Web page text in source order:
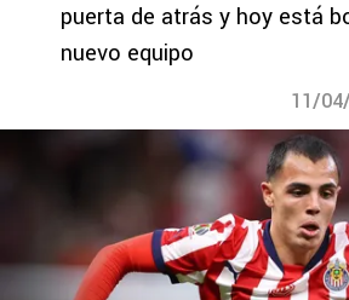
puerta de atrás y hoy está
nuevo equipo
11/